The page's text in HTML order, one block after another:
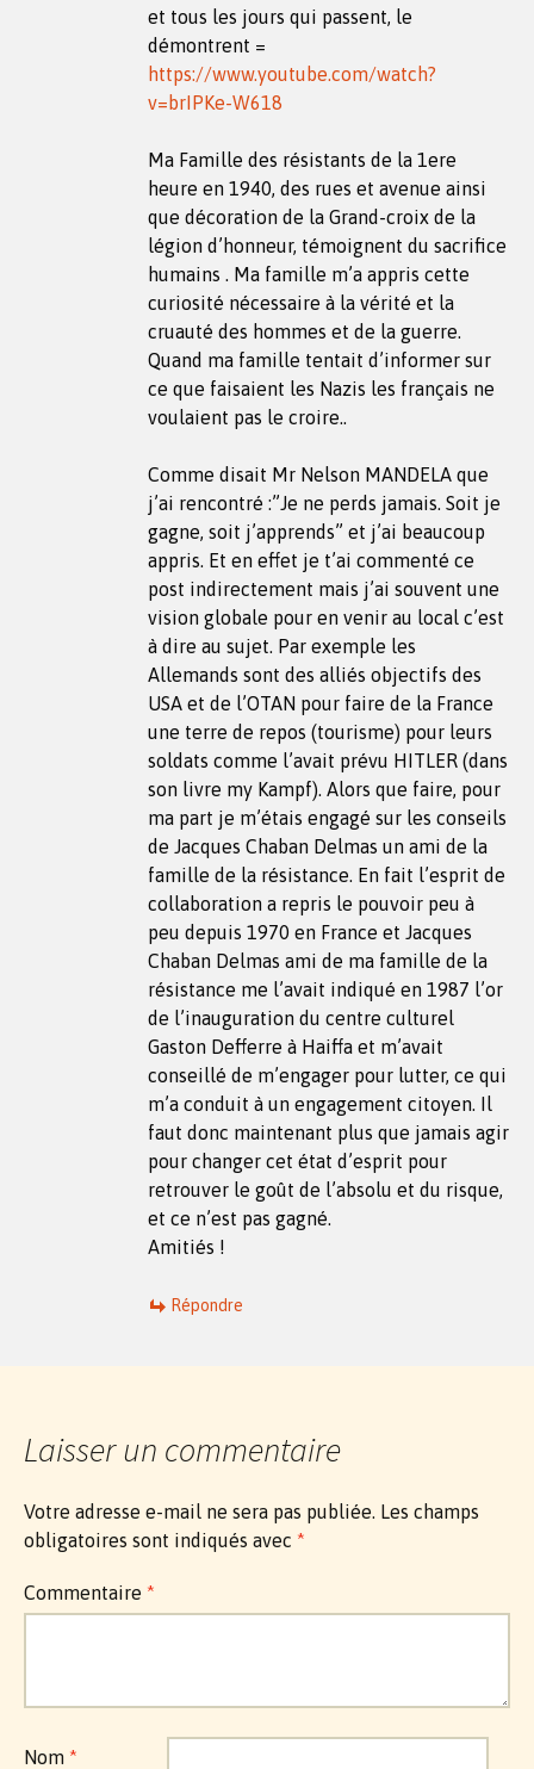
et tous les jours qui passent, le
démontrent =
https://www.youtube.com/watch?
v=brIPKe-W618
Ma Famille des résistants de la 1ere
heure en 1940, des rues et avenue ainsi
que décoration de la Grand-croix de la
légion d’honneur, témoignent du sacrifice
humains . Ma famille m’a appris cette
curiosité nécessaire à la vérité et la
cruauté des hommes et de la guerre.
Quand ma famille tentait d’informer sur
ce que faisaient les Nazis les français ne
voulaient pas le croire..
Comme disait Mr Nelson MANDELA que
j’ai rencontré :”Je ne perds jamais. Soit je
gagne, soit j’apprends” et j’ai beaucoup
appris. Et en effet je t’ai commenté ce
post indirectement mais j’ai souvent une
vision globale pour en venir au local c’est
à dire au sujet. Par exemple les
Allemands sont des alliés objectifs des
USA et de l’OTAN pour faire de la France
une terre de repos (tourisme) pour leurs
soldats comme l’avait prévu HITLER (dans
son livre my Kampf). Alors que faire, pour
ma part je m’étais engagé sur les conseils
de Jacques Chaban Delmas un ami de la
famille de la résistance. En fait l’esprit de
collaboration a repris le pouvoir peu à
peu depuis 1970 en France et Jacques
Chaban Delmas ami de ma famille de la
résistance me l’avait indiqué en 1987 l’or
de l’inauguration du centre culturel
Gaston Defferre à Haiffa et m’avait
conseillé de m’engager pour lutter, ce qui
m’a conduit à un engagement citoyen. Il
faut donc maintenant plus que jamais agir
pour changer cet état d’esprit pour
retrouver le goût de l’absolu et du risque,
et ce n’est pas gagné.
Amitiés !
Répondre
Laisser un commentaire
Votre adresse e-mail ne sera pas publiée. Les champs
obligatoires sont indiqués avec *
Commentaire *
Nom *